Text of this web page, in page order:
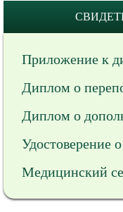
Приложение к
Диплом о
Диплом о
Удостоверение
Медицинский